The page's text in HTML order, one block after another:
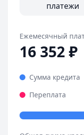
платежи
Ежемесячный
16 352₽
Сумма кредита
Переплата